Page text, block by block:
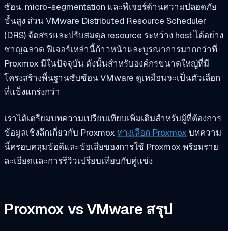
ซ้อน, micro-segmentation และฟีเจอร์ด้านความปลอดภัย
ขั้นสูง ส่วน VMware Distributed Resource Scheduler
(DRS) จัดสรรและปรับสมดุล resource ระหว่าง host ได้อย่าง
ชาญฉลาด ฟีเจอร์เหล่านี้ก้าวหน้าและบูรณาการมากกว่าที่
Proxmox มีในปัจจุบัน ดังนั้นสำหรับองค์กรขนาดใหญ่ที่มี
โครงสร้างพื้นฐานซับซ้อน VMware ดูเหมือนจะเป็นตัวเลือก
ที่แข็งแกร่งกว่า
เราได้เตรียมบทความเปรียบเทียบเพิ่มเติมสำหรับผู้ที่ต้องการ
ข้อมูลเชิงลึกเกี่ยวกับ Proxmox ทางเลือก Proxmox บทความ
นี้ครอบคลุมข้อดีและข้อเสียของการใช้ Proxmox พร้อมราย
ละเอียดและการรีวิวเปรียบเทียบกับคู่แข่ง
Proxmox vs VMware สรุป